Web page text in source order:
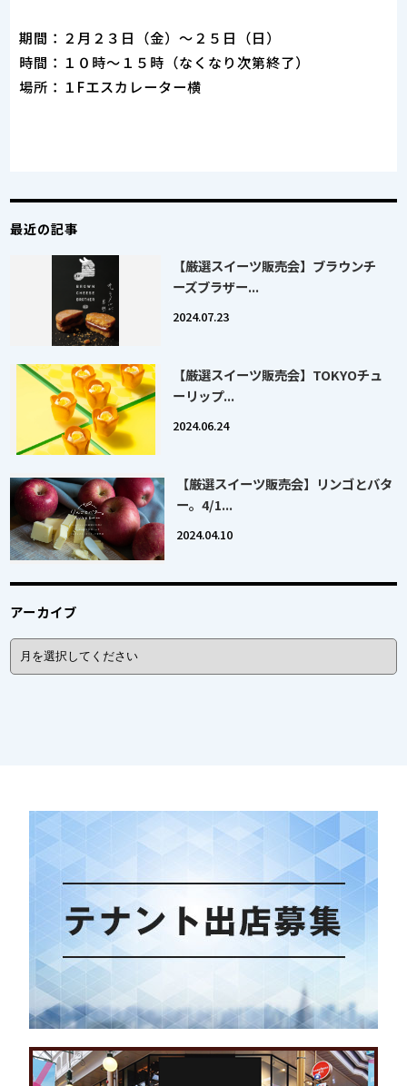
期間：２月２３日（金）～２５日（日）
時間：１０時～１５時（なくなり次第終了）
場所：１Fエスカレーター横
最近の記事
【厳選スイーツ販売会】ブラウンチ
ーズブラザー...
2024.07.23
【厳選スイーツ販売会】TOKYOチュ
ーリップ...
2024.06.24
【厳選スイーツ販売会】リンゴとバタ
ー。4/1...
2024.04.10
アーカイブ